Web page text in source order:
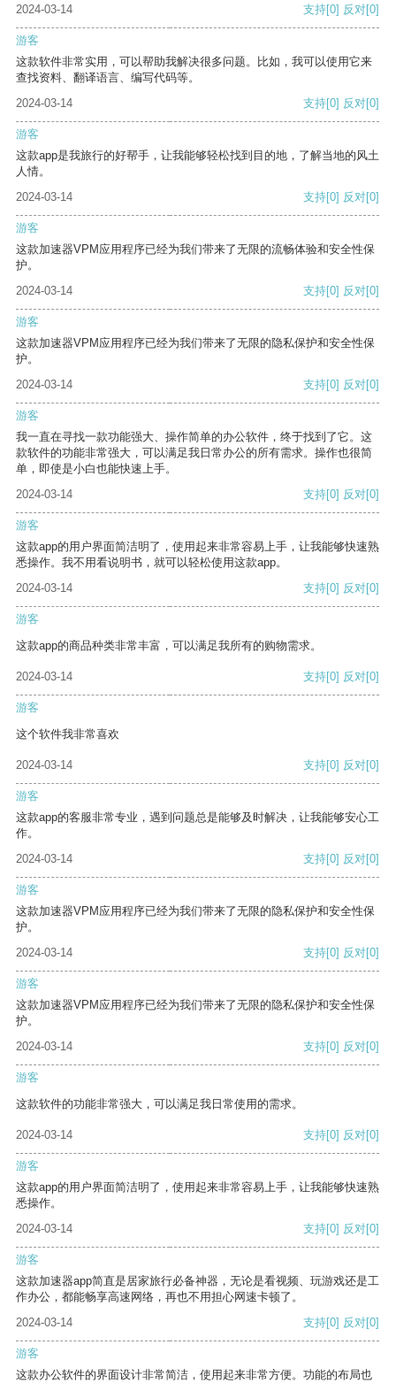
2024-03-14 支持[0] 反对[0]
游客
这款软件非常实用，可以帮助我解决很多问题。比如，我可以使用它来
查找资料、翻译语言、编写代码等。
2024-03-14
支持[0] 反对[0]
游客
这款app是我旅行的好帮手，让我能够轻松找到目的地，了解当地的风土
人情。
2024-03-14
支持[0] 反对[0]
游客
这款加速器VPM应用程序已经为我们带来了无限的流畅体验和安全性保
护。
2024-03-14
支持[0] 反对[0]
游客
这款加速器VPM应用程序已经为我们带来了无限的隐私保护和安全性保
护。
2024-03-14
支持[0] 反对[0]
游客
我一直在寻找一款功能强大、操作简单的办公软件，终于找到了它。这
款软件的功能非常强大，可以满足我日常办公的所有需求。操作也很简
单，即使是小白也能快速上手。
2024-03-14
支持[0] 反对[0]
游客
这款app的用户界面简洁明了，使用起来非常容易上手，让我能够快速熟
悉操作。我不用看说明书，就可以轻松使用这款app。
2024-03-14
支持[0] 反对[0]
游客
这款app的商品种类非常丰富，可以满足我所有的购物需求。
2024-03-14 支持[0] 反对[0]
游客
这个软件我非常喜欢
2024-03-14 支持[0] 反对[0]
游客
这款app的客服非常专业，遇到问题总是能够及时解决，让我能够安心工
作。
2024-03-14
支持[0] 反对[0]
游客
这款加速器VPM应用程序已经为我们带来了无限的隐私保护和安全性保
护。
2024-03-14
支持[0] 反对[0]
游客
这款加速器VPM应用程序已经为我们带来了无限的隐私保护和安全性保
护。
2024-03-14
支持[0] 反对[0]
游客
这款软件的功能非常强大，可以满足我日常使用的需求。
2024-03-14 支持[0] 反对[0]
游客
这款app的用户界面简洁明了，使用起来非常容易上手，让我能够快速熟
悉操作。
2024-03-14
支持[0] 反对[0]
游客
这款加速器app简直是居家旅行必备神器，无论是看视频、玩游戏还是工
作办公，都能畅享高速网络，再也不用担心网速卡顿了。
2024-03-14
支持[0] 反对[0]
游客
这款办公软件的界面设计非常简洁，使用起来非常方便。功能的布局也